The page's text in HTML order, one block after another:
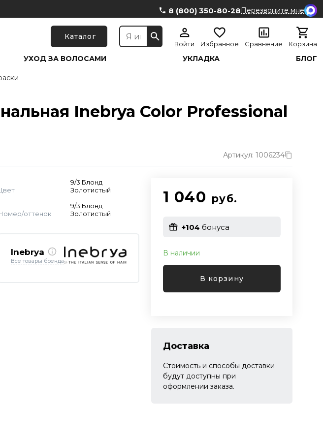
8 (800) 350-80-28Перезвоните мне
Каталог
Войти Избранное Сравнение Корзина
УХОД ЗА ВОЛОСАМИ УКЛАДКА БЛОГ
Inebrya Color Professional
Артикул: 1006234
9/3 Блонд
Золотистый
оттенок
9/3 Блонд
Золотистый
Inebrya
Все товары бренда
1 040 руб.
+104 бонуса
В наличии
В корзину
Доставка
Стоимость и способы доставки
будут доступны при
оформлении заказа.